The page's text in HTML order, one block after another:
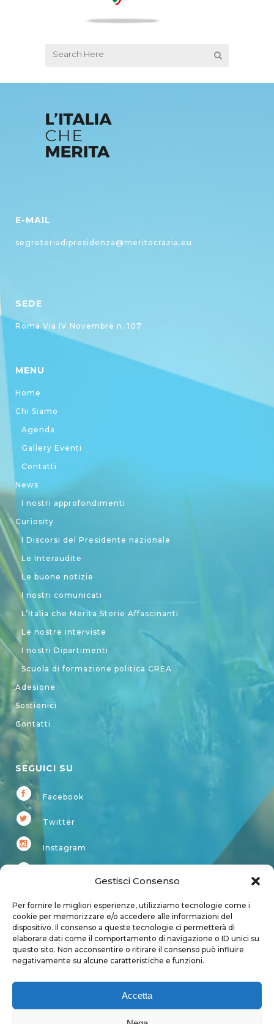
Gestisci Consenso
Per fornire le migliori esperienze, utilizziamo tecnologie come i
cookie per memorizzare e/o accedere alle informazioni del
dispositivo. Il consenso a queste tecnologie ci permetterà di
elaborare dati come il comportamento di navigazione o ID unici su
questo sito. Non acconsentire o ritirare il consenso può influire
negativamente su alcune caratteristiche e funzioni.
Accetta
E-MAIL
segreteriadipresidenza@meritocrazia.eu
SEDE
Roma Via IV Novembre n. 107
MENU
Home
Chi Siamo
Agenda
Gallery Eventi
Contatti
News
I nostri approfondimenti
Curiosity
I Discorsi del Presidente nazionale
Le Interaudite
Le buone notizie
I nostri comunicati
L’Italia che Merita Storie Affascinanti
Le nostre interviste
I nostri Dipartimenti
Scuola di formazione politica CREA
Adesione
Sostienici
Contatti
SEGUICI SU
Facebook
Twitter
Instagram
Account
Login